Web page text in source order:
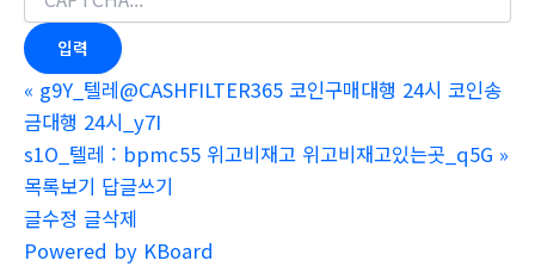
« g9Y_텔레@CASHFILTER365 코인구매대행 24시 코인송
금대행 24시_y7I
s1O_텔레 : bpmc55 위고비재고 위고비재고있는곳_q5G »
목록보기 답글쓰기
글수정 글삭제
Powered by KBoard